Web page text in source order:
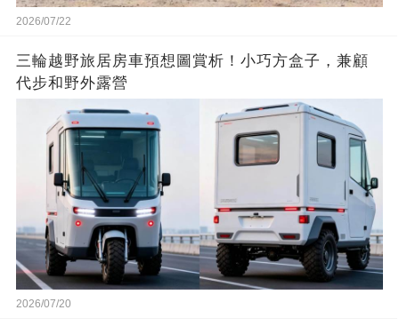
2026/07/22
三輪越野旅居房車預想圖賞析！小巧方盒子，兼顧
代步和野外露營
2026/07/20